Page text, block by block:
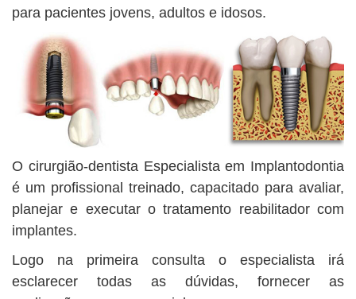
para pacientes jovens, adultos e idosos.
O cirurgião-dentista Especialista em Implantodontia
é um profissional treinado, capacitado para avaliar,
planejar e executar o tratamento reabilitador com
implantes.
Logo na primeira consulta o especialista irá
esclarecer todas as dúvidas, fornecer as